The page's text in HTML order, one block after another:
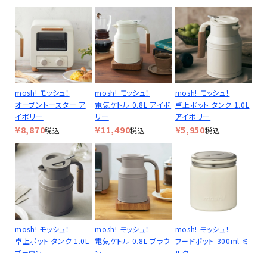
mosh! モッシュ！
オーブントースター ア
イボリー
¥8,870税込
mosh! モッシュ！
電気ケトル 0.8L アイボ
リー
¥11,490税込
mosh! モッシュ！
卓上ポット タンク 1.0L
アイボリー
¥5,950税込
mosh! モッシュ！
卓上ポット タンク 1.0L
mosh! モッシュ！
電気ケトル 0.8L ブラウ
mosh! モッシュ！
フードポット 300ml ミ